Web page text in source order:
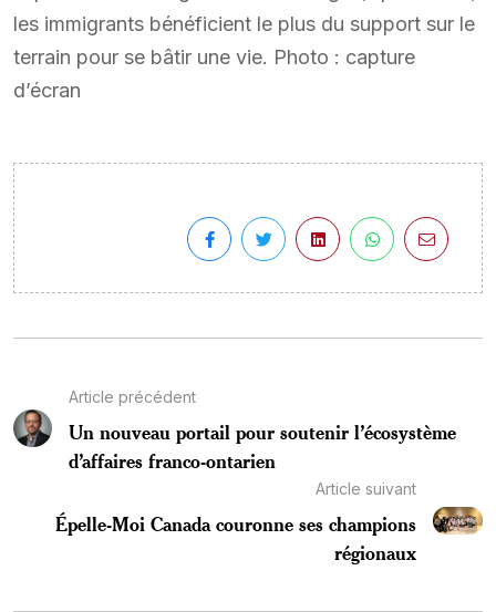
les immigrants bénéficient le plus du support sur le
terrain pour se bâtir une vie. Photo : capture
d’écran
Article précédent
Un nouveau portail pour soutenir l’écosystème
d’affaires franco-ontarien
Article suivant
Épelle-Moi Canada couronne ses champions
régionaux